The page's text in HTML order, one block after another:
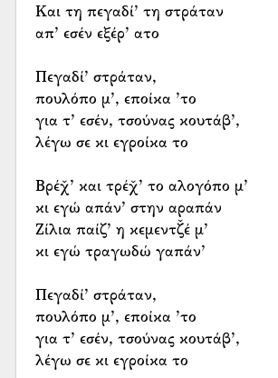
Και τη πεγαδί’ τη στράταν
απ’ εσέν εξέρ’ ατο
Πεγαδί’ στράταν,
πουλόπο μ’, εποίκα ’το
για τ’ εσέν, τσούνας κουτάβ’,
λέγω σε κι εγροίκα το
Βρέχ̌’ και τρέχ̌’ το αλογόπο μ’
κι εγώ απάν’ στην αραπάν
Ζίλια παίζ’ η κεμεντζ̌έ μ’
κι εγώ τραγωδώ γαπάν’
Πεγαδί’ στράταν,
πουλόπο μ’, εποίκα ’το
για τ’ εσέν, τσούνας κουτάβ’,
λέγω σε κι εγροίκα το